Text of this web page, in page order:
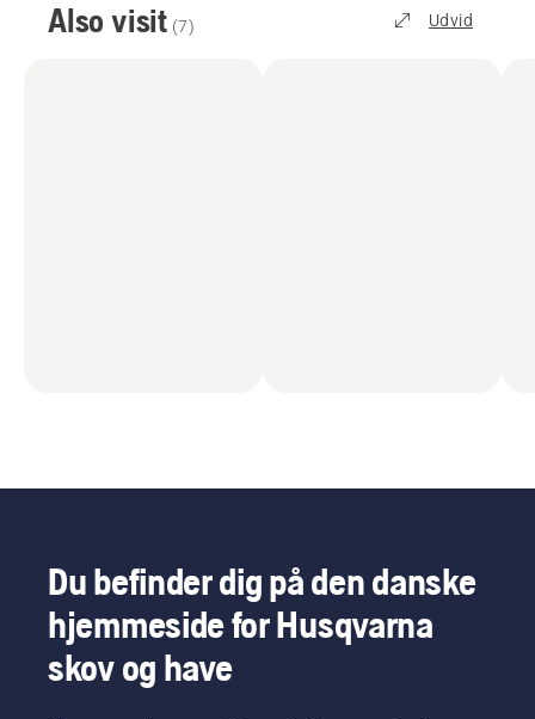
Also visit (7) Udvid
Du befinder dig på den danske
hjemmeside for Husqvarna
skov og have